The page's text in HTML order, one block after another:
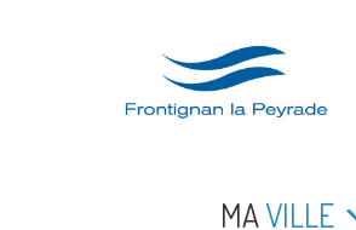
MAVILLE